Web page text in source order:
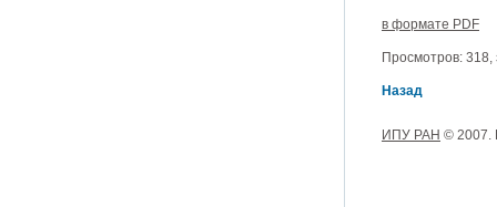
в формате PDF
Просмотров: 318,
Назад
ИПУ РАН © 2007.